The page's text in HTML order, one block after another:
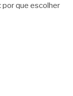
por que escolher